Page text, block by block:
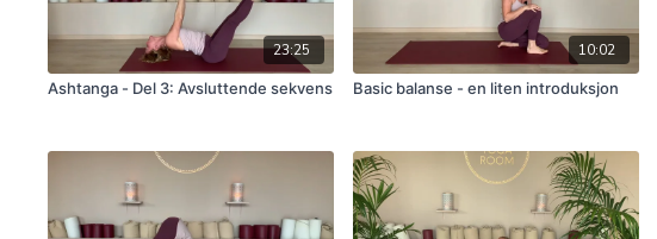
23:25
Ashtanga - Del 3: Avsluttende sekvens
10:02
Basic balanse - en liten introduksjon